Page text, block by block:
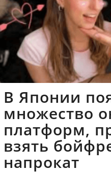
В Японии
множество
платформ,
взять
напрокат